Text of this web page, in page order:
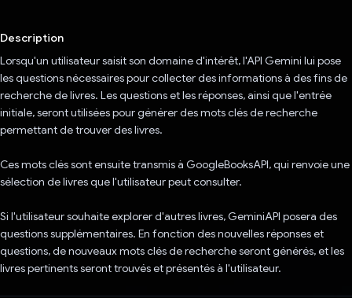
Description
Lorsqu'un utilisateur saisit son domaine d'intérêt, l'API Gemini lui pose
les questions nécessaires pour collecter des informations à des fins de
recherche de livres. Les questions et les réponses, ainsi que l'entrée
initiale, seront utilisées pour générer des mots clés de recherche
permettant de trouver des livres.
Ces mots clés sont ensuite transmis à GoogleBooksAPI, qui renvoie une
sélection de livres que l'utilisateur peut consulter.
Si l'utilisateur souhaite explorer d'autres livres, GeminiAPI posera des
questions supplémentaires. En fonction des nouvelles réponses et
questions, de nouveaux mots clés de recherche seront générés, et les
livres pertinents seront trouvés et présentés à l'utilisateur.